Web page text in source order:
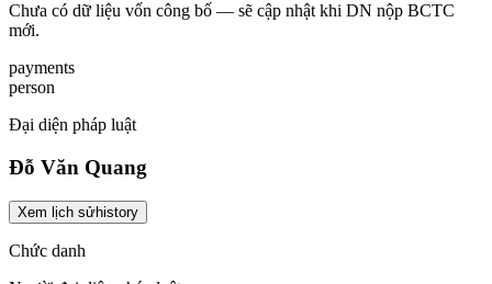
Chưa có dữ liệu vốn công bố — sẽ cập nhật khi DN nộp BCTC
mới.
payments
person
Đại diện pháp luật
Đỗ Văn Quang
Xem lịch sửhistory
Chức danh